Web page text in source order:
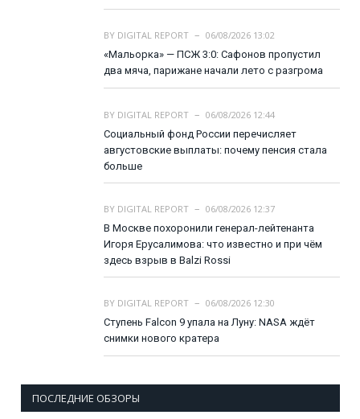
BY DIGITAL REPORT
06/08/2026 13:02
«Мальорка» — ПСЖ 3:0: Сафонов пропустил
два мяча, парижане начали лето с разгрома
BY DIGITAL REPORT
06/08/2026 12:44
Социальный фонд России перечисляет
августовские выплаты: почему пенсия стала
больше
BY DIGITAL REPORT
06/08/2026 12:37
В Москве похоронили генерал-лейтенанта
Игоря Ерусалимова: что известно и при чём
здесь взрыв в Balzi Rossi
BY DIGITAL REPORT
06/08/2026 12:30
Ступень Falcon 9 упала на Луну: NASA ждёт
снимки нового кратера
ПОСЛЕДНИЕ ОБЗОРЫ